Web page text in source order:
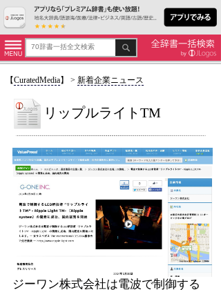
【CuratedMedia】 > 新着企業ニュース
リップルライトTM
ジーワン株式会社は電波で制 御する